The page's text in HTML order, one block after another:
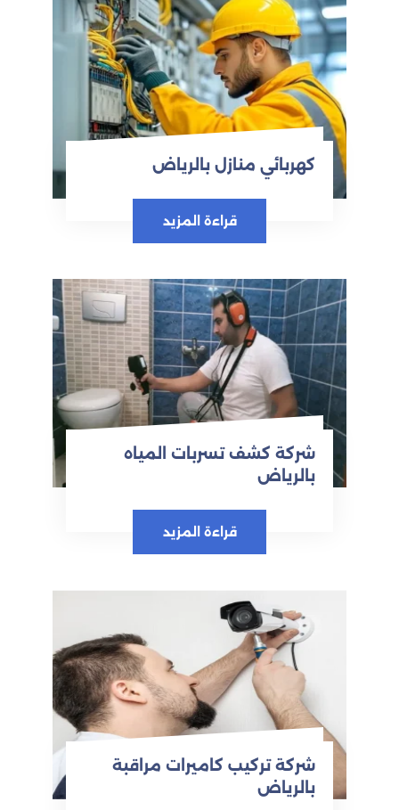
كهربائي منازل بالرياض
قراءة المزيد
شركة كشف تسربات المياه
بالرياض
قراءة المزيد
شركة تركيب كاميرات مراقبة
بالرياض